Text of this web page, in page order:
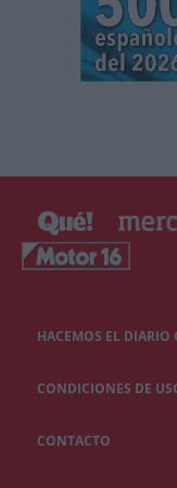
HACEMOS EL DIARIO
CONDICIONES DE
CONTACTO